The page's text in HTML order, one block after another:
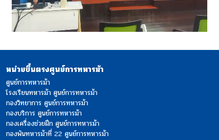
หน่วยขึ้นตรงศูนย์การทหารม้า
ศูนย์การทหารม้า
โรงเรียนทหารม้า ศูนย์การทหารม้า
กองวิทยาการ ศูนย์การทหารม้า
กองบริการ ศูนย์การทหารม้า
กองเครื่องช่วยฝึก ศูนย์การทหารม้า
กองพันทหารม้าที่ 22 ศูนย์การทหารม้า